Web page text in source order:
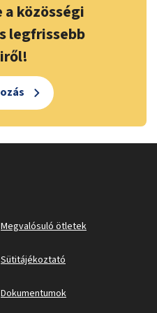
a közösségi
legfrissebb
Megvalósuló ötletek
Sütitájékoztató
Dokumentumok